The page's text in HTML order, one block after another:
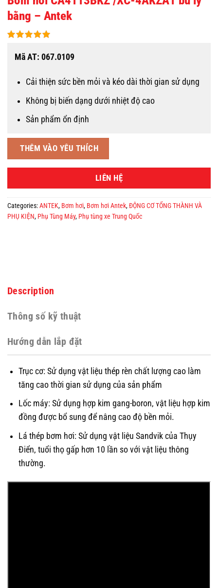
bằng – Antek
Mã AT: 067.0109
Cải thiện sức bền mỏi và kéo dài thời gian sử dụng
Không bị biến dạng dưới nhiệt độ cao
Sản phẩm ổn định
THÊM VÀO YÊU THÍCH
LIÊN HỆ
Categories:ANTEK, Bơm hơi, Bơm hơi Antek,ĐỘNG CƠ TỔNG THÀNH VÀ
PHỤ KIỆN, Phụ Tùng Máy, Phụ tùng xe Trung Quốc
Description
Thông số kỹ thuật
Hướng dẫn lắp đặt
Trục cơ: Sử dụng vật liệu thép rèn chất lượng cao làm
tăng cao thời gian sử dụng của sản phẩm
Lốc máy: Sử dụng hợp kim gang-boron, vật liệu hợp kim
đồng được bổ sung để nâng cao độ bền mỏi.
Lá thép bơm hơi: Sử dụng vật liệu Sandvik của Thụy
Điển, tuổi thọ gấp hơn 10 lần so với vật liệu thông
thường.